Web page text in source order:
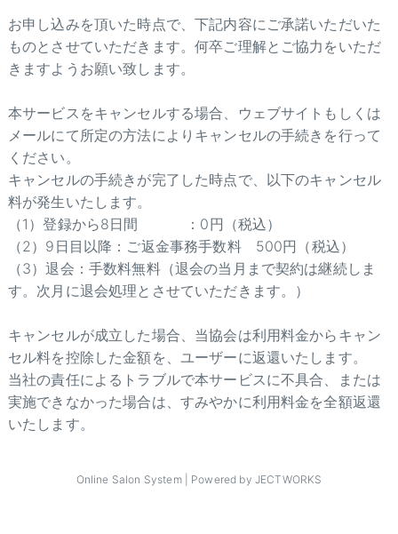
お申し込みを頂いた時点で、下記内容にご承諾いただいた
ものとさせていただきます。何卒ご理解とご協力をいただ
きますようお願い致します。
本サービスをキャンセルする場合、ウェブサイトもしくは
メールにて所定の方法によりキャンセルの手続きを行って
ください。
キャンセルの手続きが完了した時点で、以下のキャンセル
料が発生いたします。
（1）登録から8日間 ：0円（税込）
（2）9日目以降：ご返金事務手数料 500円（税込）
（3）退会：手数料無料（退会の当月まで契約は継続しま
す。次月に退会処理とさせていただきます。）
キャンセルが成立した場合、当協会は利用料金からキャン
セル料を控除した金額を、ユーザーに返還いたします。
当社の責任によるトラブルで本サービスに不具合、または
実施できなかった場合は、すみやかに利用料金を全額返還
いたします。
Online Salon System | Powered by JECTWORKS